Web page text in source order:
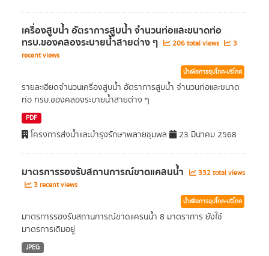
เครื่องสูบน้ำ อัตราการสูบน้ำ จำนวนท่อและขนาดท่อ
ทรบ.ของคลองระบายน้ำสายต่าง ๆ 206 total views
3
recent views
น้ำเพื่อการอุปโภค-บริโภค
รายละเอียดจำนวนเครื่องสูบน้ำ อัตราการสูบน้ำ จำนวนท่อและขนาด
ท่อ ทรบ.ของคลองระบายน้ำสายต่าง ๆ
PDF
โครงการส่งน้ำและบำรุงรักษาพลายชุมพล 23 มีนาคม 2568
มาตรการรองรับสถานการณ์ขาดแคลนน้ำ
332 total views
3 recent views
น้ำเพื่อการอุปโภค-บริโภค
มาตรการรองรับสถานการณ์ขาดแครนน้ำ 8 มาตราการ ยังใช้
มาตรการเดิมอยู่
JPEG